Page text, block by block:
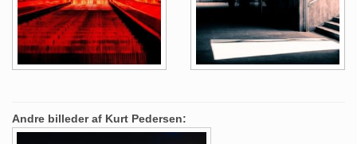
Andre billeder af Kurt Pedersen: